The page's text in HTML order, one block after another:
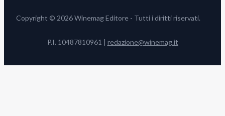
Copyright © 2026 Winemag Editore - Tutti i diritti riservati.
P.I. 10487810961 | redazione@winemag.it